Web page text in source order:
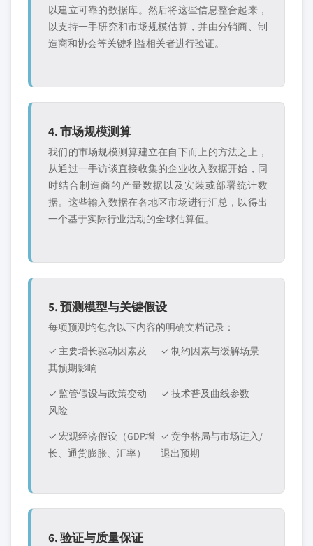
以建立可靠的数据库。然后将这些信息整合起来，
以支持一手研究和市场规模估算，并由分销商、制
造商和协会等关键利益相关者进行验证。
4. 市场规模测算
我们的市场规模测算建立在自下而上的方法之上，
从通过一手访谈直接收集的企业收入数据开始，同
时结合制造商的产量数据以及安装或部署统计数
据。这些输入数据在各地区市场进行汇总，以得出
一个基于实际行业活动的全球估算值。
5. 预测模型与关键假设
每项预测均包含以下内容的明确文档记录：
✓ 主要增长驱动因素及
其预期影响
✓ 制约因素与缓解场景
✓ 监管假设与政策变动
风险
✓ 技术普及曲线参数
✓ 宏观经济假设（GDP增
长、通货膨胀、汇率）
✓ 竞争格局与市场进入/
退出预期
6. 验证与质量保证